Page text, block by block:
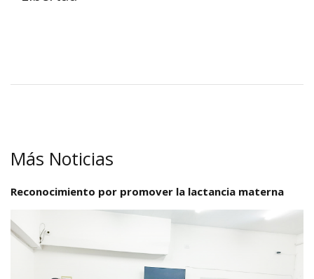
Más Noticias
Reconocimiento por promover la lactancia materna